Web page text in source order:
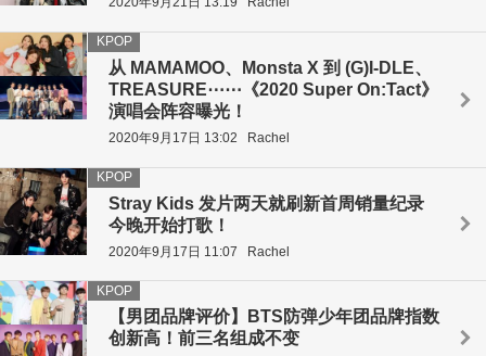
从 MAMAMOO、Monsta X 到 (G)I-DLE、
TREASURE⋯⋯《2020 Super On:Tact》
演唱会阵容曝光！
KPOP
2020年9月17日 13:02 Rachel
Stray Kids 发片两天就刷新首周销量纪录
今晚开始打歌！
KPOP
2020年9月17日 11:07 Rachel
【男团品牌评价】BTS防弹少年团品牌指数
创新高！前三名组成不变
KPOP